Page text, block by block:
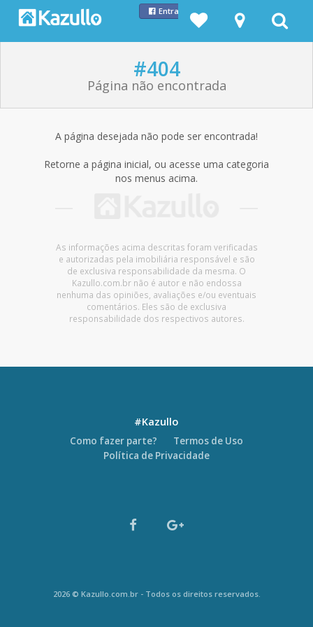
Entrar com Facebook
#404
Página não encontrada
A página desejada não pode ser encontrada!
Retorne a página inicial, ou acesse uma categoria
nos menus acima.
As informações acima descritas foram verificadas
e autorizadas pela imobiliária responsável e são
de exclusiva responsabilidade da mesma. O
Kazullo.com.br não é autor e não endossa
nenhuma das opiniões, avaliações e/ou eventuais
comentários. Eles são de exclusiva
responsabilidade dos respectivos autores.
#Kazullo
Como fazer parte?
Termos de Uso
Política de Privacidade
2026 © Kazullo.com.br - Todos os direitos reservados.